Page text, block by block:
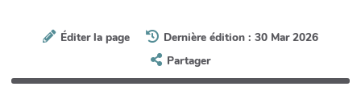
Éditer la page
Dernière édition : 30 Mar 2026
Partager